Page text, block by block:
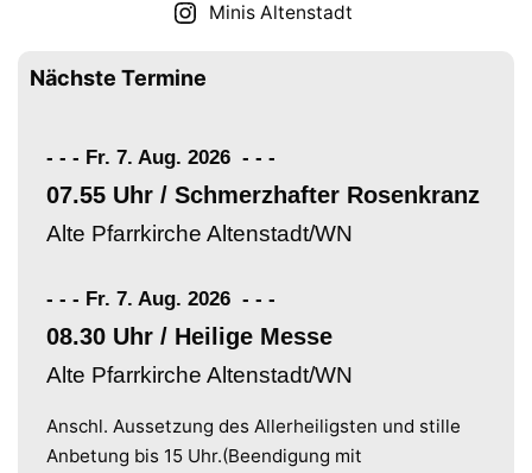
Minis Altenstadt
Nächste Termine
- - - Fr. 7. Aug. 2026 - - -
07.55 Uhr / Schmerzhafter Rosenkranz
Alte Pfarrkirche Altenstadt/WN
- - - Fr. 7. Aug. 2026 - - -
08.30 Uhr / Heilige Messe
Alte Pfarrkirche Altenstadt/WN
Anschl. Aussetzung des Allerheiligsten und stille
Anbetung bis 15 Uhr.(Beendigung mit